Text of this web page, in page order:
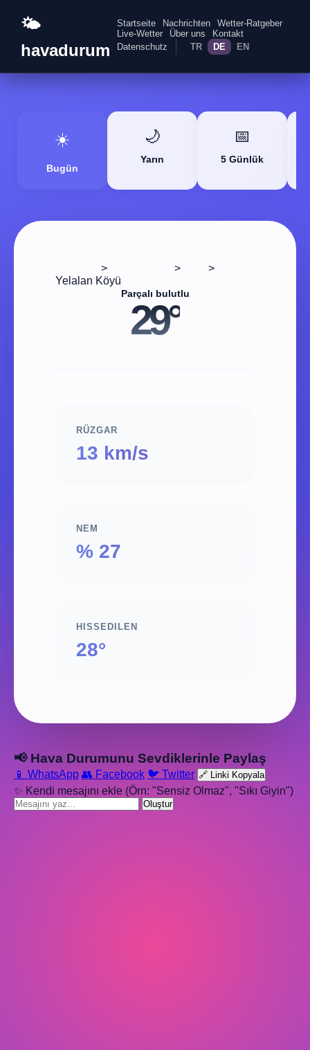
🌤️
havadurum
Startseite Nachrichten
Wetter-Ratgeber
Live-Wetter
Über uns
Kontakt
Datenschutz
TR DE EN
☀️
Bugün
🌙
Yarın
📅
5 Günlük
> >
>
Yelalan Köyü
Parçalı bulutlu
29°
RÜZGAR
13 km/s
NEM
% 27
HISSEDILEN
28°
📢 Hava Durumunu Sevdiklerinle Paylaş
📱 WhatsApp 👥 Facebook 🐦 Twitter 🔗 Linki Kopyala
✨ Kendi mesajını ekle (Örn: "Sensiz Olmaz", "Sıkı Giyin")
Oluştur